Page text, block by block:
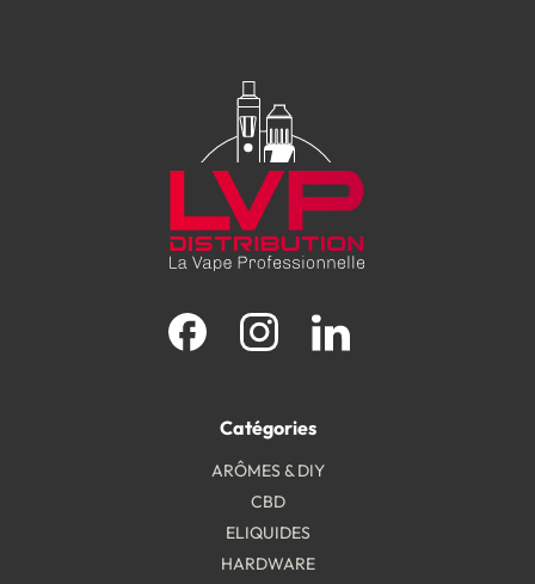
Catégories
ARÔMES & DIY
CBD
ELIQUIDES
HARDWARE
Facebook Instagram